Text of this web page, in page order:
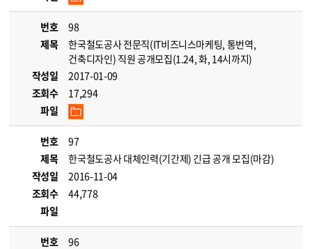
번호
98
제목
한국철도공사 전문직(IT비즈니스마케팅, 통번역,
건축디자인) 직원 공개모집(1.24, 화, 14시까지)
작성일
2017-01-09
조회수
17,294
파일
번호
97
제목
한국철도공사 대체인력(기간제) 긴급 공개 모집(마감)
작성일
2016-11-04
조회수
44,778
파일
번호
96